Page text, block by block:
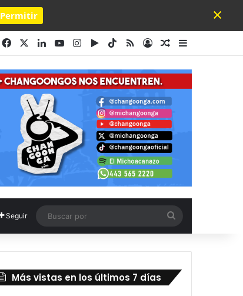
Permitir
Powered by SendPulse
×
FacebookLinkedInYouTubeInstagram
Google Play
TikTok
RSSAccesoPublicación al
Barra lateral
Seguir
por
Más vistas en los últimos 7 días